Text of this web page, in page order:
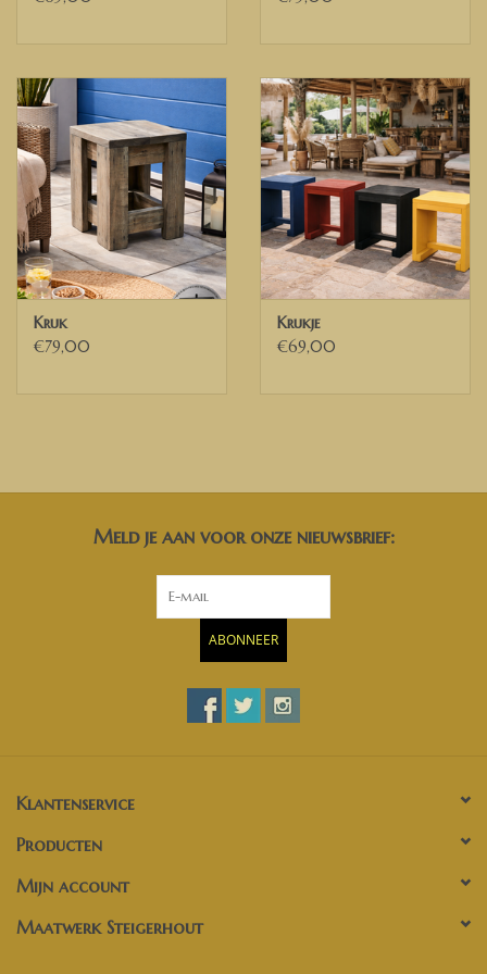
Deutsch
Bauholz hocker in verschiedenen Farben erhältlich.Model Jos.
Wenn Sie eine andere Größe (höher, niedriger oder breiter)
wünschen, kontaktieren Sie uns bitte für ein Angebot.
Wenn Sie eine unserer anderen Waschfarben verwenden
möchten (siehe unsere Farbpalette), kontaktieren Sie uns bitte.
Maße des Hockers:
Höhe 50 cm
Kruk
€79,00
Krukje
€69,00
Meld je aan voor onze nieuwsbrief:
ABONNEER
Klantenservice
Producten
Mijn account
Maatwerk Steigerhout